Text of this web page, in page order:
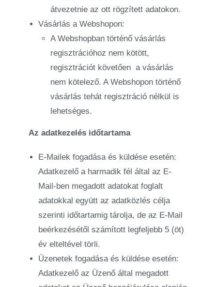
átvezetnie az ott rögzített adatokon.
Vásárlás a Webshopon:
A Webshopban történő vásárlás
regisztrációhoz nem kötött,
regisztrációt követően a vásárlás
nem kötelező. A Webshopon történő
vásárlás tehát regisztráció nélkül is
lehetséges.
Az adatkezelés időtartama
E-Mailek fogadása és küldése esetén:
Adatkezelő a harmadik fél által az E-
Mail-ben megadott adatokat foglalt
adatokkal együtt az adatközlés célja
szerinti időtartamig tárolja, de az E-Mail
beérkezésétől számított legfeljebb 5 (öt)
év elteltével törli.
Üzenetek fogadása és küldése esetén:
Adatkezelő az Üzenő által megadott